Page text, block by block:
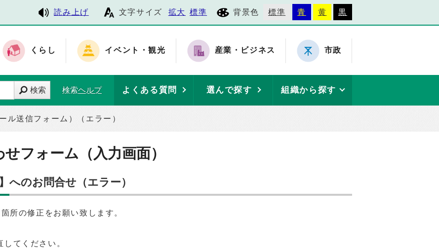
読み上げ 文字サイズ 拡大 標準 背景色 標準 青 黄 黒
くらし イベント・観光 産業・ビジネス 市政
検索 検索ヘルプ よくある質問 選んで探す 組織から探す
ル送信フォーム）（エラー）
フォーム（入力画面）
へのお問合せ（エラー）
所の修正をお願い致します。
てください。